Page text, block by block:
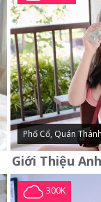
Phố Cổ, Quán
300K